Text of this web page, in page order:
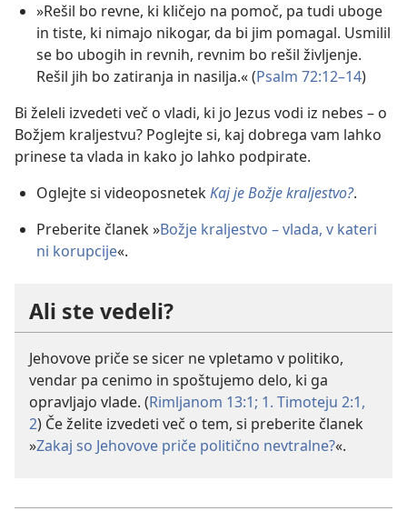
»Rešil bo revne, ki kličejo na pomoč, pa tudi uboge
in tiste, ki nimajo nikogar, da bi jim pomagal. Usmilil
se bo ubogih in revnih, revnim bo rešil življenje.
Rešil jih bo zatiranja in nasilja.« (Psalm 72:12–14)
Bi želeli izvedeti več o vladi, ki jo Jezus vodi iz nebes – o
Božjem kraljestvu? Poglejte si, kaj dobrega vam lahko
prinese ta vlada in kako jo lahko podpirate.
Oglejte si videoposnetekKaj je Božje kraljestvo?.
Preberite članek »Božje kraljestvo – vlada, v kateri
ni korupcije«.
Ali ste vedeli?
Jehovove priče se sicer ne vpletamo v politiko,
vendar pa cenimo in spoštujemo delo, ki ga
opravljajo vlade. (Rimljanom 13:1; 1. Timoteju 2:1,
2) Če želite izvedeti več o tem, si preberite članek
»Zakaj so Jehovove priče politično nevtralne?«.